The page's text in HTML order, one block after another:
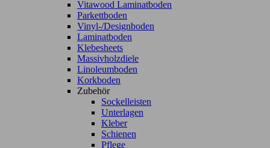
Vitawood Laminatboden
Parkettboden
Vinyl-/Designboden
Laminatboden
Klebesheets
Massivholzdiele
Linoleumboden
Korkboden
Zubehör
Sockelleisten
Unterlagen
Kleber
Schienen
Pflege